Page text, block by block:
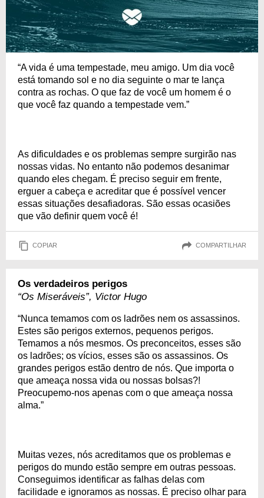
“A vida é uma tempestade, meu amigo. Um dia você
está tomando sol e no dia seguinte o mar te lança
contra as rochas. O que faz de você um homem é o
que você faz quando a tempestade vem.”
As dificuldades e os problemas sempre surgirão nas
nossas vidas. No entanto não podemos desanimar
quando eles chegam. É preciso seguir em frente,
erguer a cabeça e acreditar que é possível vencer
essas situações desafiadoras. São essas ocasiões
que vão definir quem você é!
COPIAR COMPARTILHAR
Os verdadeiros perigos
“Os Miseráveis”, Victor Hugo
“Nunca temamos com os ladrões nem os assassinos.
Estes são perigos externos, pequenos perigos.
Temamos a nós mesmos. Os preconceitos, esses são
os ladrões; os vícios, esses são os assassinos. Os
grandes perigos estão dentro de nós. Que importa o
que ameaça nossa vida ou nossas bolsas?!
Preocupemo-nos apenas com o que ameaça nossa
alma.”
Muitas vezes, nós acreditamos que os problemas e
perigos do mundo estão sempre em outras pessoas.
Conseguimos identificar as falhas delas com
facilidade e ignoramos as nossas. É preciso olhar para